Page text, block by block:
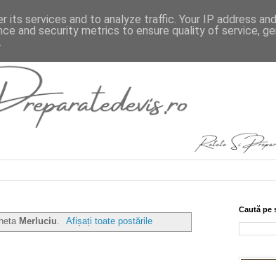
Merluciu. Afișați toate postările
Caută pe
its services and to analyze traffic. Your IP address
and security metrics to ensure quality of service,